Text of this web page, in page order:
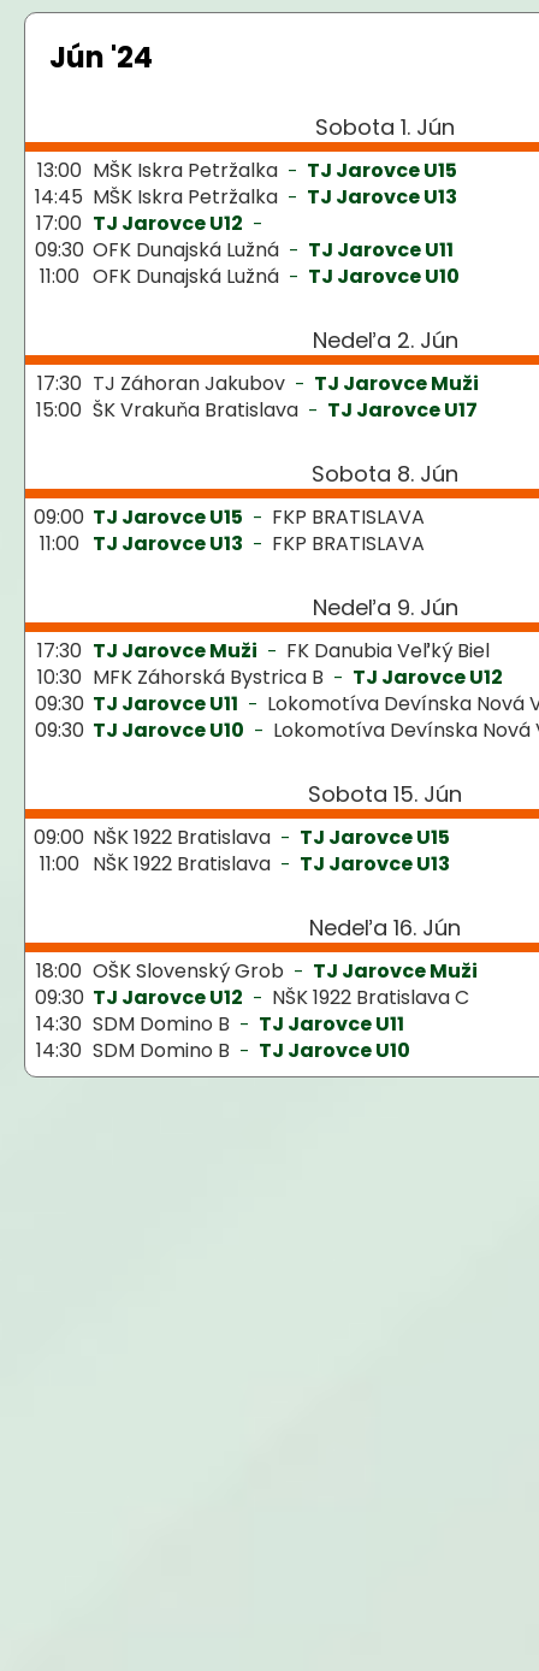
Jún '24
Sobota 1. Jún
13:00 MŠK Iskra Petržalka - TJ Jarovce U15
14:45 MŠK Iskra Petržalka - TJ Jarovce U13
17:00 TJ Jarovce U12 -
09:30 OFK Dunajská Lužná - TJ Jarovce U11
11:00 OFK Dunajská Lužná - TJ Jarovce U10
Nedeľa 2. Jún
17:30 TJ Záhoran Jakubov - TJ Jarovce Muži
15:00 ŠK Vrakuňa Bratislava - TJ Jarovce U17
Sobota 8. Jún
09:00 TJ Jarovce U15 - FKP BRATISLAVA
11:00 TJ Jarovce U13 - FKP BRATISLAVA
Nedeľa 9. Jún
17:30 TJ Jarovce Muži - FK Danubia Veľký Biel
10:30 MFK Záhorská Bystrica B - TJ Jarovce U12
09:30 TJ Jarovce U11 - Lokomotíva Devínska Nová
09:30 TJ Jarovce U10 - Lokomotíva Devínska Nová
Sobota 15. Jún
09:00 NŠK 1922 Bratislava - TJ Jarovce U15
11:00 NŠK 1922 Bratislava - TJ Jarovce U13
Nedeľa 16. Jún
18:00 OŠK Slovenský Grob - TJ Jarovce Muži
09:30 TJ Jarovce U12 - NŠK 1922 Bratislava C
14:30 SDM Domino B - TJ Jarovce U11
14:30 SDM Domino B - TJ Jarovce U10